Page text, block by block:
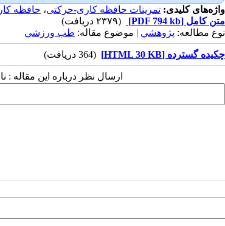
واژه‌های کلیدی: تمرینات حافظه کاری-حرکتی، حافظه
متن کامل [PDF 794 kb]
(۲۳۷۹ دریافت)
نوع مطالعه: پژوهشي | موضوع مقاله: طب ورزشي
چکیده گسترده [HTML 30 KB] (364 دریافت)
ارسال نظر درباره این مقاله :